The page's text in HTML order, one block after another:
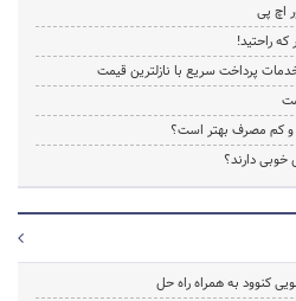
راحتید!
پرداخت سریع با نازلترین قیمت
و کم مصرف بهتر است؟
دارند؟